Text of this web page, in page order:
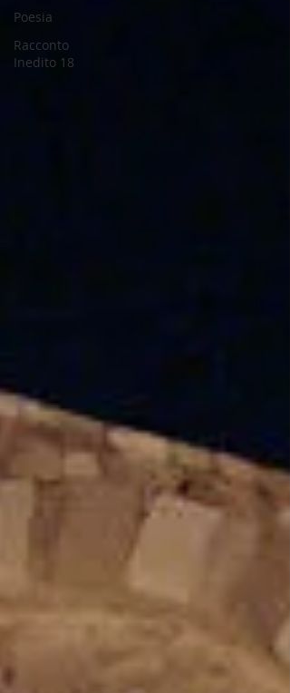
Poesia
Racconto
Inedito 18